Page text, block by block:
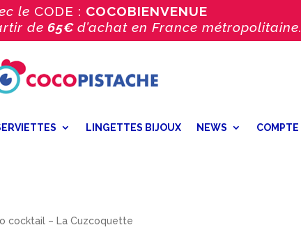
le CODE : COCOBIENVENUE
de 65€ d’achat en France métropolitaine.
LINGETTES BIJOUX NEWS COMPTE
cocktail – La Cuzcoquette